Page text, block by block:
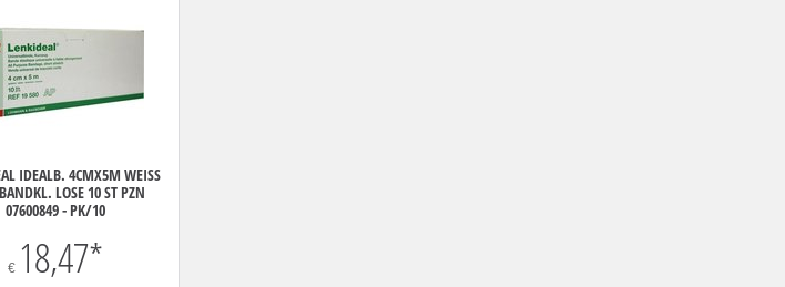
IDEALB. 4CMX5M WEISS O
LOSE 10 ST PZN 0
7600849 - PK/10
€ 18,47*